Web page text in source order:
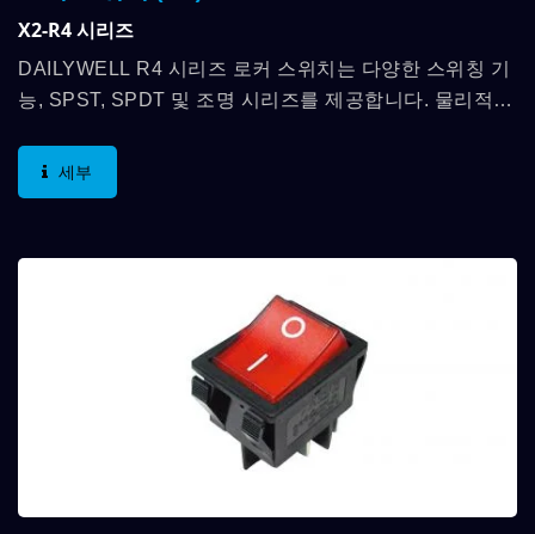
X2-R4 시리즈
DAILYWELL R4 시리즈 로커 스위치는 다양한 스위칭 기
능, SPST, SPDT 및 조명 시리즈를 제공합니다. 물리적
250VAC, 20A(3/4hp)...
세부